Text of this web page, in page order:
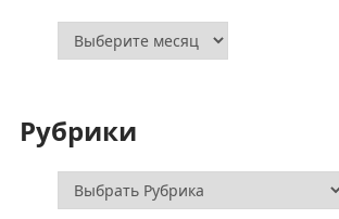
Архивы
Рубрики
Рубрики